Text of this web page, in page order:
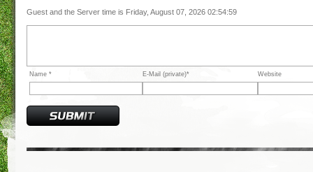
Guest and the Server time is Friday, August 07, 2026 02:54:59
Name * E-Mail (private)* Website